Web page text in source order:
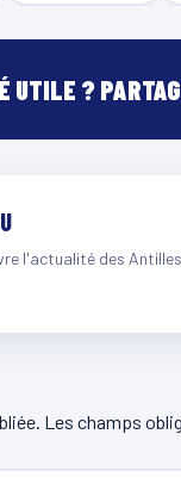
UTILE ?
l'actualité des
Les champs